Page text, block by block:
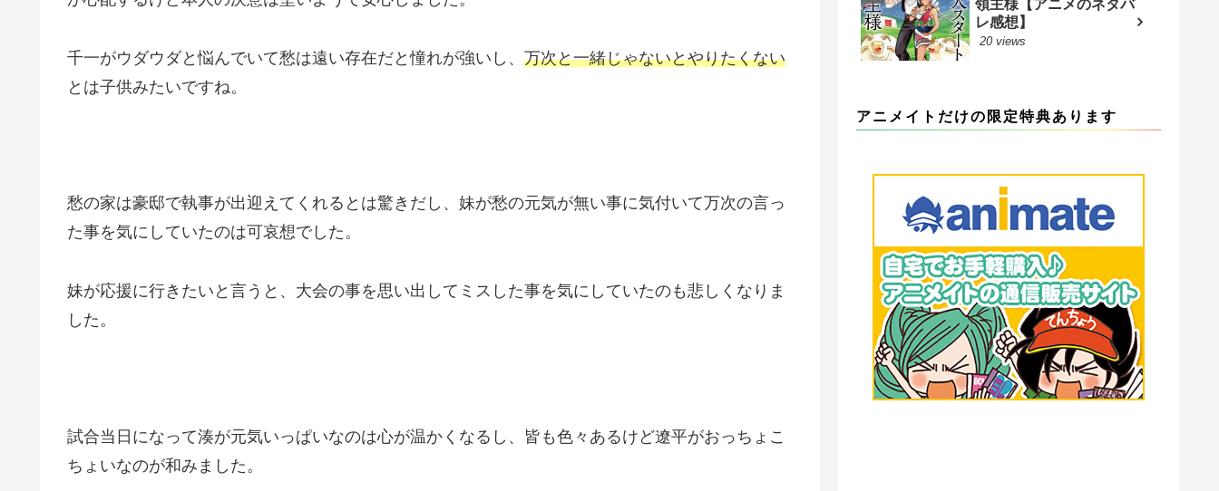
千一がウダウダと悩んでいて愁は遠い存在だと憧れが強いし、 万次と一緒じゃないとやりたくない
とは子供みたいですね。
愁の家は豪邸で執事が出迎えてくれるとは驚きだし、妹が愁の元気が無い事に気付いて万次の言っ
た事を気にしていたのは可哀想でした。
妹が応援に行きたいと言うと、大会の事を思い出してミスした事を気にしていたのも悲しくなりま
した。
試合当日になって湊が元気いっぱいなのは心が温かくなるし、皆も色々あるけど遼平がおっちょこ
ちょいなのが和みました。
領主様【アニメのネタバ
レ感想】
20 views
アニメイトだけの限定特典あります